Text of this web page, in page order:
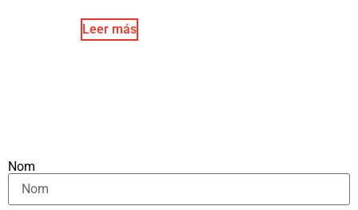
Leer más
Nom